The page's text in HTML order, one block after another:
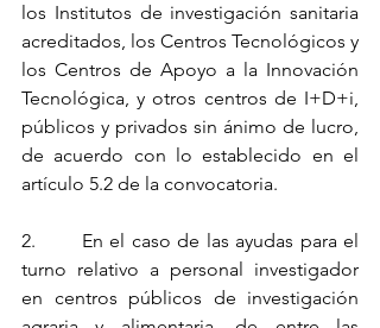
los Institutos de investigación sanitaria
acreditados, los Centros Tecnológicos y
los Centros de Apoyo a la Innovación
Tecnológica, y otros centros de I+D+i,
públicos y privados sin ánimo de lucro,
de acuerdo con lo establecido en el
artículo 5.2 de la convocatoria.
2.       En el caso de las ayudas para el
turno relativo a personal investigador
en centros públicos de investigación